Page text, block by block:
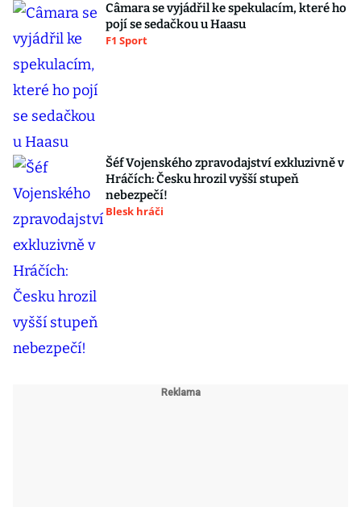
Câmara se vyjádřil ke spekulacím, které ho
pojí se sedačkou u Haasu
F1 Sport
Šéf Vojenského zpravodajství exkluzivně v
Hráčích: Česku hrozil vyšší stupeň
nebezpečí!
Blesk hráči